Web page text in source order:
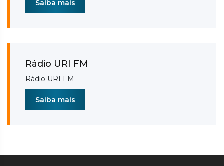
Saiba mais
Rádio URI FM
Rádio URI FM
Saiba mais